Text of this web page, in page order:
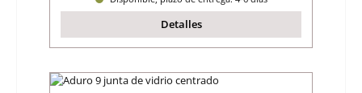
Detalles